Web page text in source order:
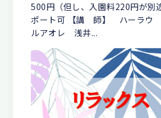
500円（但し、入園料220円が別
ポート可 【講 師】 ハーラ
ルアオレ 浅井...